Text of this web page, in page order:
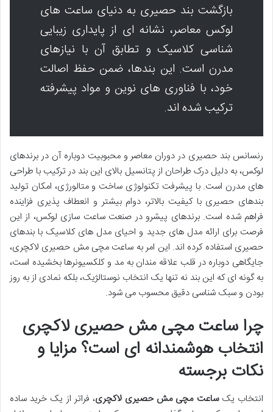
بازگشت بند حصیری به دنیای ساعت های
لوکس معاصر، نشانه ای از پایداری زیبایی
شناسی کلاسیک و تطابق آن با نیازهای
مدرن است. این بندها، ضمن حفظ اصالت
خود، با فناوری های نوین و مواد پیشرفته
ترکیب شده اند.
رنسانس بند حصیری در دوران معاصر و محبوبیت دوباره آن در برندهای
لوکس، به دلیل درک طراحان از پتانسیل بالای این بند در ترکیب با طراحی
های مدرن است. با پیشرفت تکنولوژی ساخت و متالورژی، امکان تولید
بندهای حصیری با کیفیت بالاتر، دوام بیشتر و انعطاف پذیری فزاینده
فراهم شده است. برندهای پیشرو در صنعت ساعت سازی لوکس، از این
فرصت برای ارائه مدل های جدید و احیای مدل های کلاسیک با بندهای
حصیری استفاده کرده اند. این امر به ساعت مچی مش حصیری لاکچری،
جایگاهی دوباره در قلب علاقه مندان به مد و کلکسیونرها بخشیده است،
به گونه ای که این بند نه تنها یک انتخاب نوستالژیک، بلکه نمادی از به روز
بودن و سبک شناسی دقیق محسوب می شود.
چرا ساعت مچی مش حصیری لاکچری
انتخاب هوشمندانه ای است؟ مزایا و
نکات برجسته
انتخاب یکساعت مچی مش حصیری لاکچری، فراتر از یک خرید ساده